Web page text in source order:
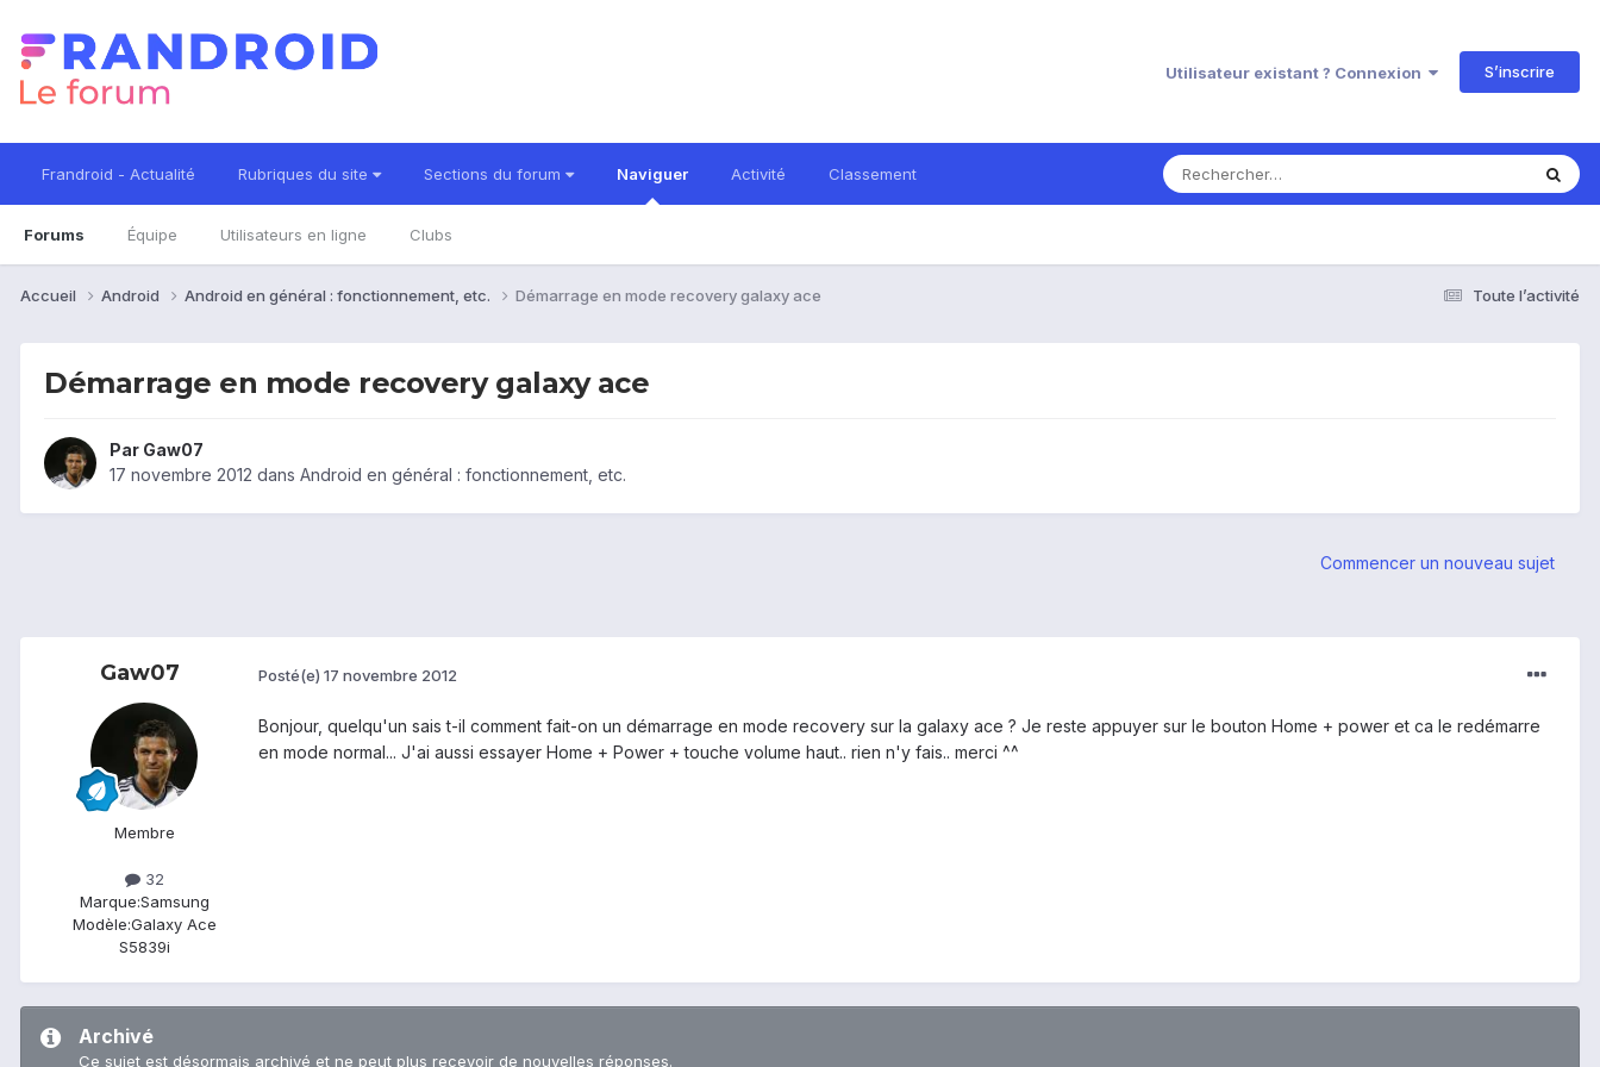
Utilisateur existant ? Connexion S’inscrire
Frandroid - Actualité Rubriques du site Sections du forum Naviguer
Forums Équipe Utilisateurs en ligne Clubs
Activité Classement
Toute l’activité
Accueil Android Android en général : fonctionnement, etc. Démarrage en mode recovery galaxy ace
Démarrage en mode recovery galaxy ace
Par Gaw07
17 novembre 2012 dans Android en général : fonctionnement, etc.
Commencer un nouveau sujet
Gaw07
Membre
32
Marque:Samsung
Modèle:Galaxy Ace
S5839i
Posté(e) 17 novembre 2012
Bonjour, quelqu'un sais t-il comment fait-on un démarrage en mode recovery sur la galaxy ace ? Je reste appuyer sur le bouton Home + power et ca le redémarre
en mode normal... J'ai aussi essayer Home + Power + touche volume haut.. rien n'y fais.. merci ^^
Archivé
Ce sujet est désormais archivé et ne peut plus recevoir de nouvelles réponses.